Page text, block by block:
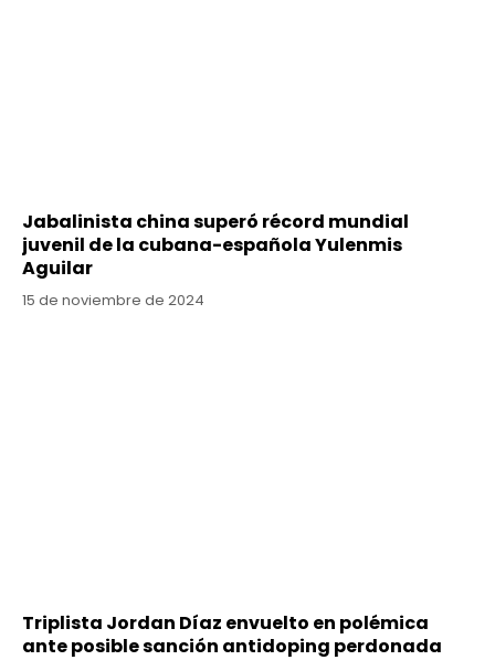
Jabalinista china superó récord mundial
juvenil de la cubana-española Yulenmis
Aguilar
15 de noviembre de 2024
Triplista Jordan Díaz envuelto en polémica
ante posible sanción antidoping perdonada